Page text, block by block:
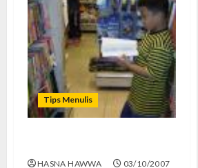
Tips Menulis
HASNA HAWWA 03/10/2007